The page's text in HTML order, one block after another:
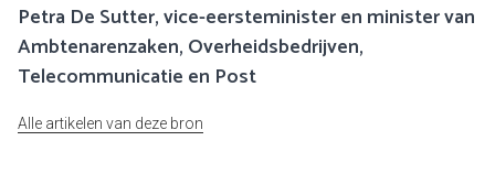
Petra De Sutter, vice-eersteminister en minister van
Ambtenarenzaken, Overheidsbedrijven,
Telecommunicatie en Post
Alle artikelen van deze bron